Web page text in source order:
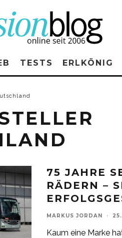
TESTS ERLKÖNIG
75 JAHRE
RÄDERN –
MARKUS JORDAN ·
Kaum eine Marke